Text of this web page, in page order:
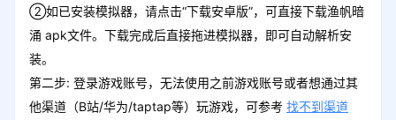
②如已安装模拟器，请点击“下载安卓版”，可直接下载渔帆暗
涌 apk文件。下载完成后直接拖进模拟器，即可自动解析安
装。
第二步: 登录游戏账号，无法使用之前游戏账号或者想通过其
他渠道（B站/华为/taptap等）玩游戏，可参考 找不到渠道